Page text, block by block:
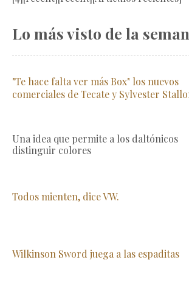
Lo más visto de la
"Te hace falta ver más Box" los nuevos
comerciales de Tecate y Sylvester
Una idea que permite a los daltónicos
distinguir colores
Todos mienten, dice VW.
Wilkinson Sword juega a las espaditas